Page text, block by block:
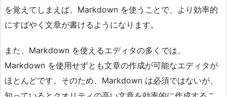
を覚えてしまえば、Markdown を使うことで、より効率的
にすばやく文章が書けるようになります。
また、Markdown を使えるエディタの多くでは、
Markdown を使用せずとも文章の作成が可能なエディタが
ほとんどです。そのため、Markdown は必須ではないが、